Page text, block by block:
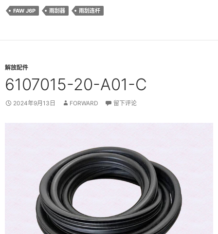
FAW J6P 雨刮器 雨刮连杆
解放配件
6107015-20-A01-C
2024年9月13日 FORWARD 留下评论